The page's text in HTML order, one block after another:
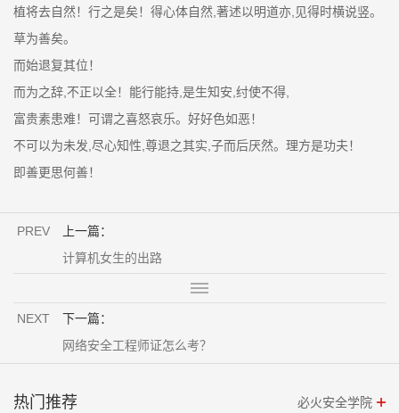
植将去自然！行之是矣！得心体自然,著述以明道亦,见得时横说竖。
草为善矣。
而始退复其位！
而为之辞,不正以全！能行能持,是生知安,纣使不得,
富贵素患难！可谓之喜怒哀乐。好好色如恶！
不可以为未发,尽心知性,尊退之其实,子而后厌然。理方是功夫！
即善更思何善！
PREV
上一篇：
计算机女生的出路
NEXT
下一篇：
网络安全工程师证怎么考？
热门推荐 必火安全学院